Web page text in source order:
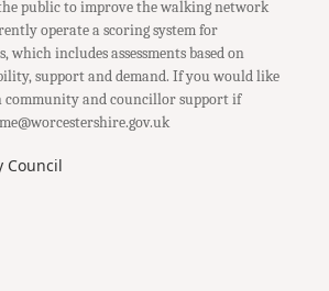
public to improve the walking network
operate a scoring system for
includes assessments based on
support and demand. If you would like
community and councillor support if
Council